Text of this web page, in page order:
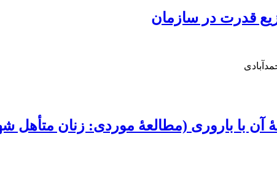
قدرت در سازمان
آن با باروری (مطالعۀ موردی: زنان متأهل